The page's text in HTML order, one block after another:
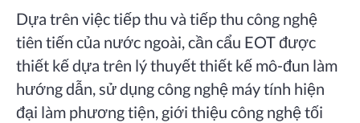
Dựa trên việc tiếp thu và tiếp thu công nghệ
tiên tiến của nước ngoài, cần cẩu EOT được
thiết kế dựa trên lý thuyết thiết kế mô-đun làm
hướng dẫn, sử dụng công nghệ máy tính hiện
đại làm phương tiện, giới thiệu công nghệ tối